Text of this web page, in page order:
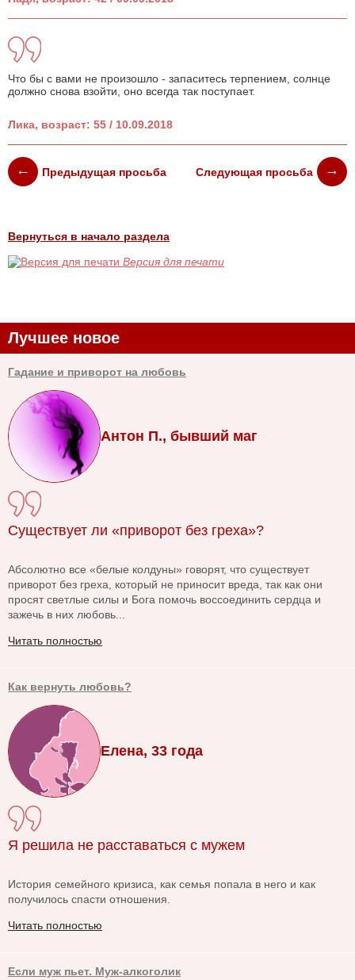
Что бы с вами не произошло - запаситесь терпением, солнце
должно снова взойти, оно всегда так поступает.
Лика, возраст: 55 / 10.09.2018
Предыдущая просьба Следующая просьба
Вернуться в начало раздела
Версия для печати
Лучшее новое
Гадание и приворот на любовь
Антон П., бывший маг
Существует ли «приворот без греха»?
Абсолютно все «белые колдуны» говорят, что существует
приворот без греха, который не приносит вреда, так как они
просят светлые силы и Бога помочь воссоединить сердца и
зажечь в них любовь...
Читать полностью
Как вернуть любовь?
Елена, 33 года
Я решила не расставаться с мужем
История семейного кризиса, как семья попала в него и как
получилось спасти отношения.
Читать полностью
Если муж пьет. Муж-алкоголик